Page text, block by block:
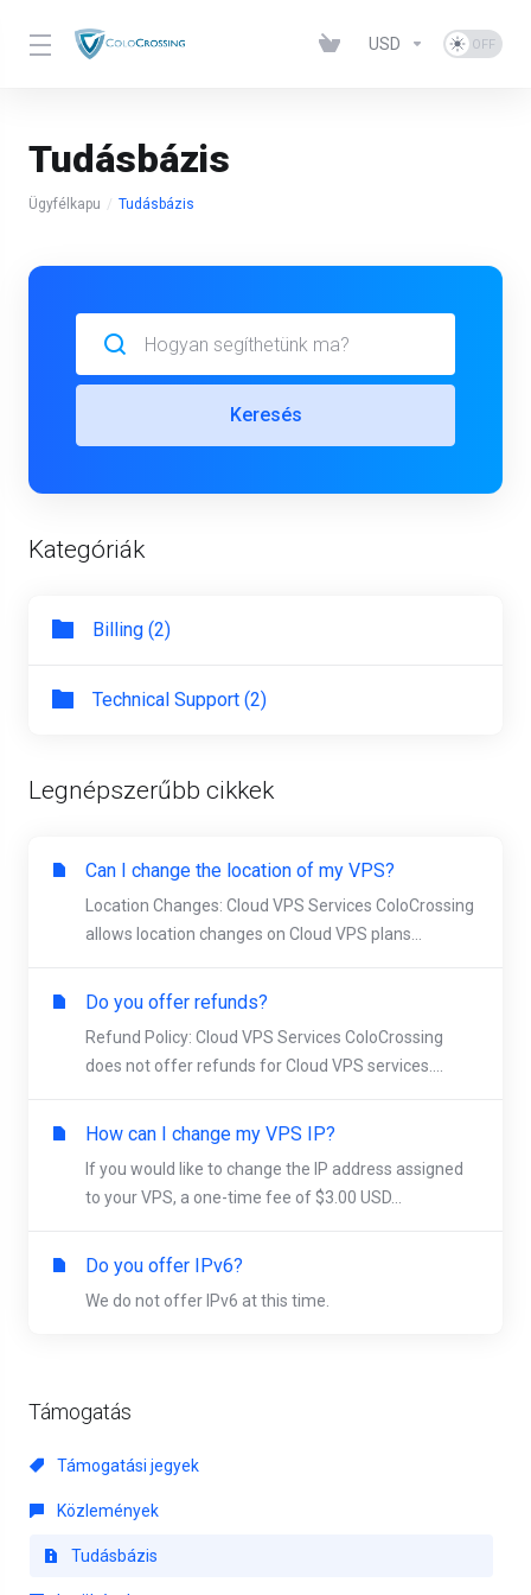
USD
Tudásbázis
Ügyfélkapu Tudásbázis
Támogatás
Támogatási jegyek
Közlemények
Tudásbázis
Keresés
Kategóriák
Billing (2)
Technical Support (2)
Legnépszerűbb cikkek
Can I change the location of my VPS?
Location Changes: Cloud VPS Services ColoCrossing
allows location changes on Cloud VPS plans...
Do you offer refunds?
Refund Policy: Cloud VPS Services ColoCrossing
does not offer refunds for Cloud VPS services....
How can I change my VPS IP?
If you would like to change the IP address assigned
to your VPS, a one-time fee of $3.00 USD...
Do you offer IPv6?
We do not offer IPv6 at this time.